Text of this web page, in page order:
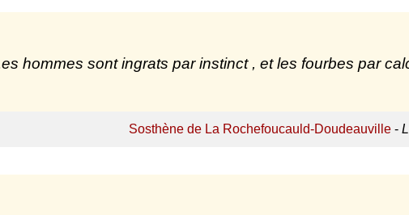
hommes sont ingrats par instinct , et les fourbes par
Sosthène de La Rochefoucauld-Doudeauville-